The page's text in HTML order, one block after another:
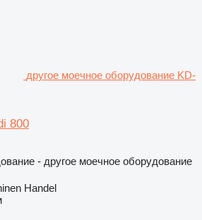
другое моечное оборудование KD-
800
- другое моечное оборудование
Handel